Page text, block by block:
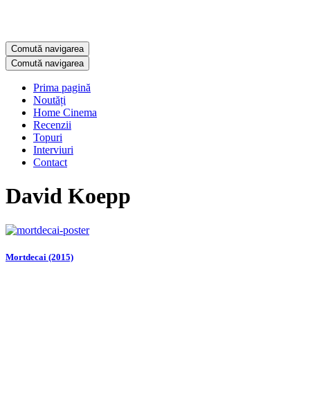
Comută navigarea
Comută navigarea
Prima pagină
Noutăți
Home Cinema
Recenzii
Topuri
Interviuri
Contact
David Koepp
Mortdecai (2015)